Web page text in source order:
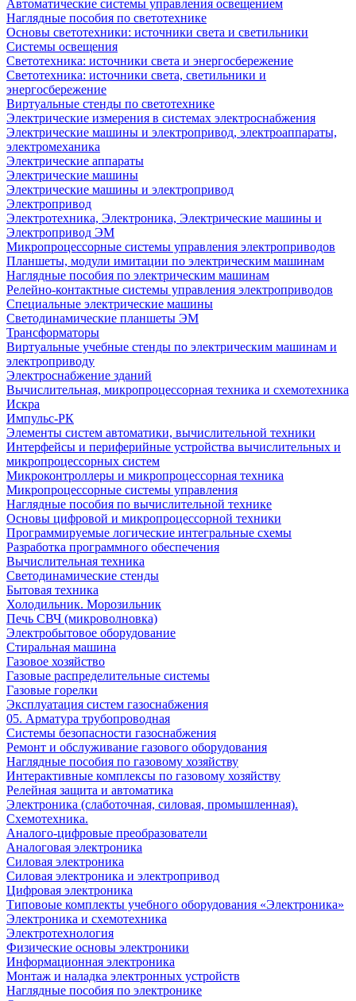
Автоматические системы управления освещением
Наглядные пособия по светотехнике
Основы светотехники: источники света и светильники
Системы освещения
Светотехника: источники света и энергосбережение
Светотехника: источники света, светильники и
энергосбережение
Виртуальные стенды по светотехнике
Электрические измерения в системах электроснабжения
Электрические машины и электропривод, электроаппараты,
электромеханика
Электрические аппараты
Электрические машины
Электрические машины и электропривод
Электропривод
Электротехника, Электроника, Электрические машины и
Электропривод ЭМ
Микропроцессорные системы управления электроприводов
Планшеты, модули имитации по электрическим машинам
Наглядные пособия по электрическим машинам
Релейно-контактные системы управления электроприводов
Специальные электрические машины
Светодинамические планшеты ЭМ
Трансформаторы
Виртуальные учебные стенды по электрическим машинам и
электроприводу
Электроснабжение зданий
Вычислительная, микропроцессорная техника и схемотехника
Искра
Импульс-РК
Элементы систем автоматики, вычислительной техники
Интерфейсы и периферийные устройства вычислительных и
микропроцессорных систем
Микроконтроллеры и микропроцессорная техника
Микропроцессорные системы управления
Наглядные пособия по вычислительной технике
Основы цифровой и микропроцессорной техники
Программируемые логические интегральные схемы
Разработка программного обеспечения
Вычислительная техника
Светодинамические стенды
Бытовая техника
Холодильник. Морозильник
Печь СВЧ (микроволновка)
Электробытовое оборудование
Стиральная машина
Газовое хозяйство
Газовые распределительные системы
Газовые горелки
Эксплуатация систем газоснабжения
05. Арматура трубопроводная
Системы безопасности газоснабжения
Ремонт и обслуживание газового оборудования
Наглядные пособия по газовому хозяйству
Интерактивные комплексы по газовому хозяйству
Релейная защита и автоматика
Электроника (слаботочная, силовая, промышленная).
Схемотехника.
Аналого-цифровые преобразователи
Аналоговая электроника
Cиловая электроника
Cиловая электроника и электропривод
Цифровая электроника
Типовоые комплекты учебного оборудования «Электроника»
Электроника и схемотехника
Электротехнология
Физические основы электроники
Информационная электроника
Монтаж и наладка электронных устройств
Наглядные пособия по электронике